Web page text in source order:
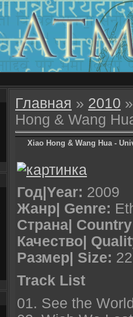
Главная » 2010 »
Hong & Wang
Xiao Hong & Wang Hua -
Год|Year: 2009
Жанр| Genre:
Страна|
Качество|
Размер| Size:
Track List
01. See the